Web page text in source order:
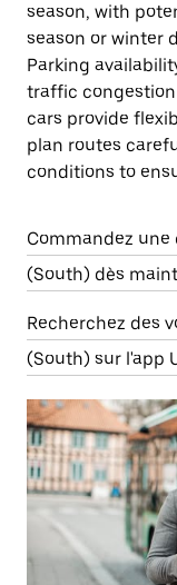
season, with
season or winter
Parking
traffic congestion
cars provide
plan routes
conditions to
Commandez une
(South) dès
Recherchez des
(South) sur l'app